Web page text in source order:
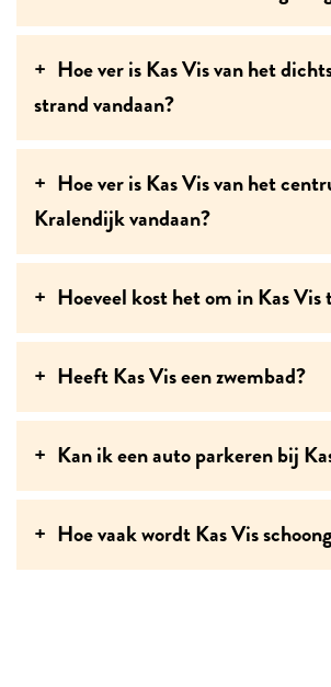
Hoe ver is Kas Vis van het
strand vandaan?
Hoe ver is Kas Vis van het
Kralendijk vandaan?
Hoeveel kost het om in Kas Vis
Heeft Kas Vis een zwembad?
Kan ik een auto parkeren bij
Hoe vaak wordt Kas Vis